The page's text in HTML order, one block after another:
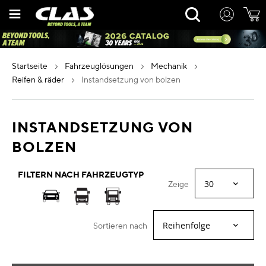
Inhalt
Rechercher
startseite fahrzeuglösungen
mechanik
reifen & räder
instandsetzung von bolzen
INSTANDSETZUNG VON
BOLZEN
FILTERN NACH FAHRZEUGTYP
Zeige
Sortieren nach